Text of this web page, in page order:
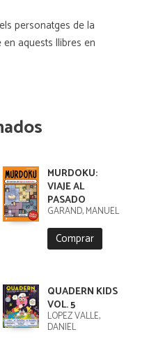
personatges de la
en aquests llibres en
MURDOKU:
VIAJE AL
PASADO
GARAND, MANUEL
Comprar
QUADERN KIDS
VOL. 5
LÓPEZ VALLE,
DANIEL